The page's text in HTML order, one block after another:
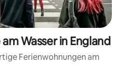
Wasser in England
Ferienwohnungen am